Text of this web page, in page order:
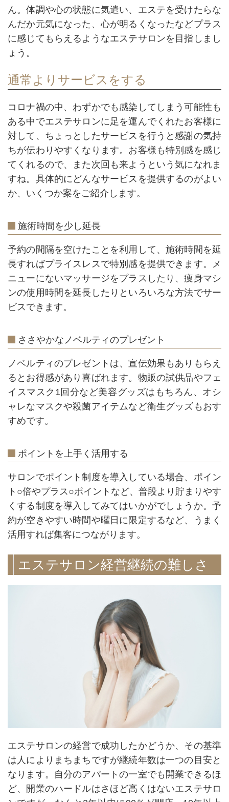
ん。体調や心の状態に気遣い、エステを受けたらな
んだか元気になった、心が明るくなったなどプラス
に感じてもらえるようなエステサロンを目指しまし
ょう。
通常よりサービスをする
コロナ禍の中、わずかでも感染してしまう可能性も
ある中でエステサロンに足を運んでくれたお客様に
対して、ちょっとしたサービスを行うと感謝の気持
ちが伝わりやすくなります。お客様も特別感を感じ
てくれるので、また次回も来ようという気になれま
すね。具体的にどんなサービスを提供するのがよい
か、いくつか案をご紹介します。
施術時間を少し延長
予約の間隔を空けたことを利用して、施術時間を延
長すればプライスレスで特別感を提供できます。メ
ニューにないマッサージをプラスしたり、痩身マシ
ンの使用時間を延長したりといろいろな方法でサー
ビスできます。
ささやかなノベルティのプレゼント
ノベルティのプレゼントは、宣伝効果もありもらえ
るとお得感があり喜ばれます。物販の試供品やフェ
イスマスク1回分など美容グッズはもちろん、オシ
ャレなマスクや殺菌アイテムなど衛生グッズもおす
すめです。
ポイントを上手く活用する
サロンでポイント制度を導入している場合、ポイン
ト○倍やプラス○ポイントなど、普段より貯まりやす
くする制度を導入してみてはいかがでしょうか。予
約が空きやすい時間や曜日に限定するなど、うまく
活用すれば集客につながります。
エステサロン経営継続の難しさ
エステサロンの経営で成功したかどうか、その基準
は人によりまちまちですが継続年数は一つの目安と
なります。自分のアパートの一室でも開業できるほ
ど、開業のハードルはさほど高くはないエステサロ